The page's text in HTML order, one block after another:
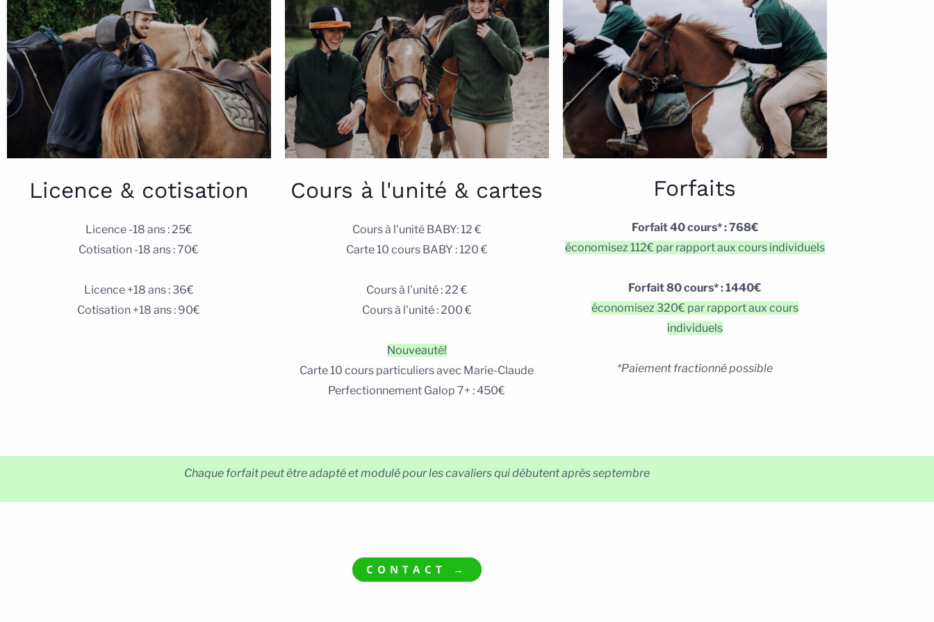
Licence & cotisation
Licence -18 ans : 25€
Cotisation -18 ans : 70€
Licence +18 ans : 36€
Cotisation +18 ans : 90€
Cours à l'unité & cartes
Cours à l'unité BABY: 12 €
Carte 10 cours BABY : 120 €
Cours à l'unité : 22 €
Cours à l'unité : 200 €
Nouveauté!
Carte 10 cours particuliers avec Marie-Claude
Perfectionnement Galop 7+ : 450€
Forfaits
Forfait 40 cours* : 768€
économisez 112€ par rapport aux cours individuels
Forfait 80 cours* : 1440€
économisez 320€ par rapport aux cours
individuels
*Paiement fractionné possible
Chaque forfait peut être adapté et modulé pour les cavaliers qui débutent après septembre
CONTACT →